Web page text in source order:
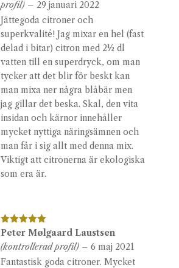
profil) – 29 januari 2022
Jättegoda citroner och
superkvalité! Jag mixar en hel (fast
delad i bitar) citron med 2½ dl
vatten till en superdryck, om man
tycker att det blir för beskt kan
man mixa ner några blåbär men
jag gillar det beska. Skal, den vita
insidan och kärnor innehåller
mycket nyttiga näringsämnen och
man får i sig allt med denna mix.
Viktigt att citronerna är ekologiska
som era är.
Betygsatt
Peter Mølgaard Laustsen
(kontrollerad profil) – 6 maj 2021
Fantastisk goda citroner. Mycket